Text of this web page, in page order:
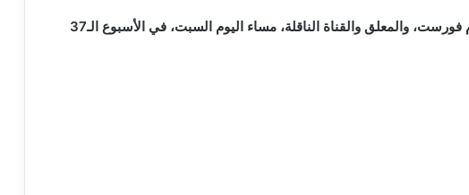
تعرف على موعد مباراة آرسنال ونوتينغهام فورست، والمعلق والقناة الناقلة، مساء اليوم السبت، في الأسبوع الـ37